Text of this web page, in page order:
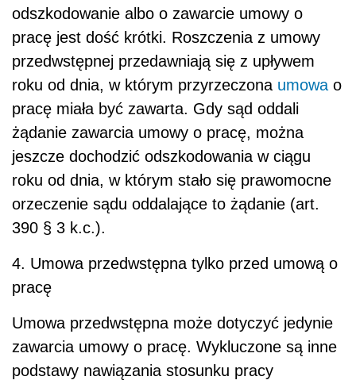
odszkodowanie albo o zawarcie umowy o
pracę jest dość krótki. Roszczenia z umowy
przedwstępnej przedawniają się z upływem
roku od dnia, w którym przyrzeczona umowa o
pracę miała być zawarta. Gdy sąd oddali
żądanie zawarcia umowy o pracę, można
jeszcze dochodzić odszkodowania w ciągu
roku od dnia, w którym stało się prawomocne
orzeczenie sądu oddalające to żądanie (art.
390 § 3 k.c.).
4. Umowa przedwstępna tylko przed umową o
pracę
Umowa przedwstępna może dotyczyć jedynie
zawarcia umowy o pracę. Wykluczone są inne
podstawy nawiązania stosunku pracy